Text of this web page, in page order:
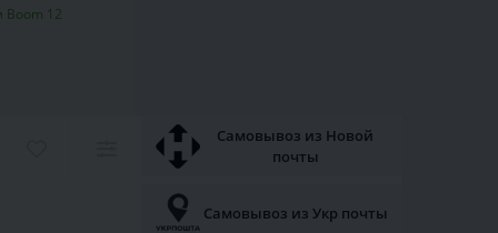
Boom 12
Самовывоз из Новой
почты
Самовывоз из Укр почты